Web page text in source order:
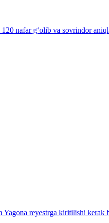
nafar g‘olib va sovrindor
Yagona reyestrga kiritilishi kerak